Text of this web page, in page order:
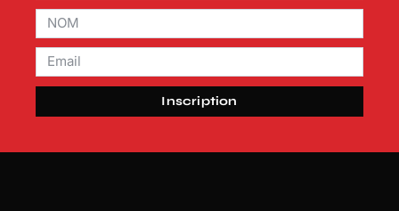
Inscription